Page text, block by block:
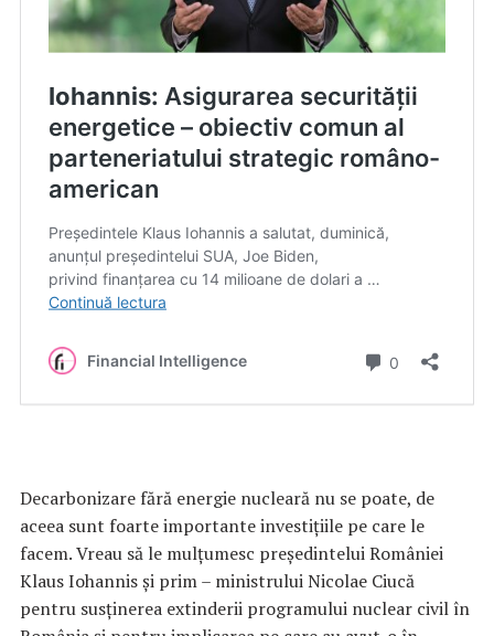
Decarbonizare fără energie nucleară nu se poate, de
aceea sunt foarte importante investițiile pe care le
facem. Vreau să le mulțumesc președintelui României
Klaus Iohannis și prim – ministrului Nicolae Ciucă
pentru susținerea extinderii programului nuclear civil în